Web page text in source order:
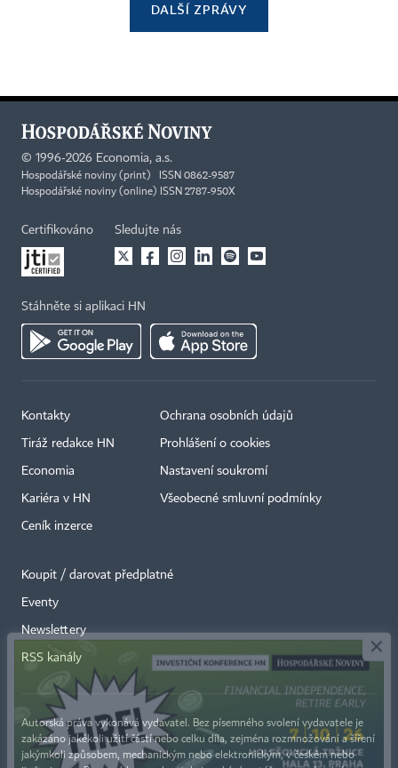
DALŠÍ ZPRÁVY
© 1996-2026 Economia, a.s.
Hospodářské noviny (print) ISSN 0862-9587
Hospodářské noviny (online) ISSN 2787-950X
Certifikováno Sledujte nás
Stáhněte si aplikaci HN
Kontakty
Tiráž redakce HN
Economia
Kariéra v HN
Ceník inzerce
Ochrana osobních údajů
Prohlášení o cookies
Nastavení soukromí
Všeobecné smluvní podmínky
Koupit / darovat předplatné
Eventy
Newslettery
RSS kanály
Autorská práva vykonává vydavatel. Bez písemného svolení vydavatele je
zakázáno jakékoli užití částí nebo celku díla, zejména rozmnožování a šíření
jakýmkoli způsobem, mechanickým nebo elektronickým, v českém nebo